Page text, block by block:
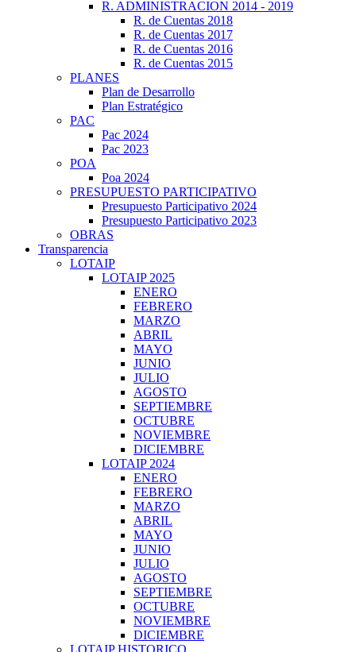
R. ADMINISTRACION 2014 - 2019
R. de Cuentas 2018
R. de Cuentas 2017
R. de Cuentas 2016
R. de Cuentas 2015
PLANES
Plan de Desarrollo
Plan Estratégico
PAC
Pac 2024
Pac 2023
POA
Poa 2024
PRESUPUESTO PARTICIPATIVO
Presupuesto Participativo 2024
Presupuesto Participativo 2023
OBRAS
Transparencia
LOTAIP
LOTAIP 2025
ENERO
FEBRERO
MARZO
ABRIL
MAYO
JUNIO
JULIO
AGOSTO
SEPTIEMBRE
OCTUBRE
NOVIEMBRE
DICIEMBRE
LOTAIP 2024
ENERO
FEBRERO
MARZO
ABRIL
MAYO
JUNIO
JULIO
AGOSTO
SEPTIEMBRE
OCTUBRE
NOVIEMBRE
DICIEMBRE
LOTAIP HISTORICO